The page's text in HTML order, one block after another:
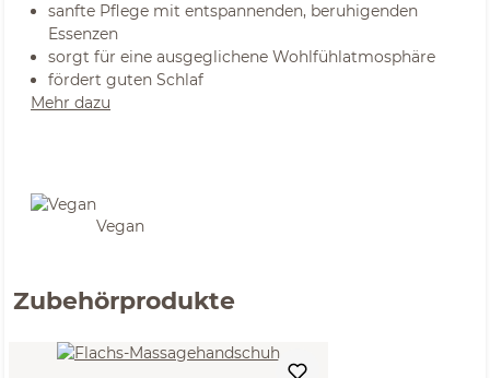
sanfte Pflege mit entspannenden, beruhigenden
Essenzen
sorgt für eine ausgeglichene Wohlfühlatmosphäre
fördert guten Schlaf
Mehr dazu
Vegan
Zubehörprodukte